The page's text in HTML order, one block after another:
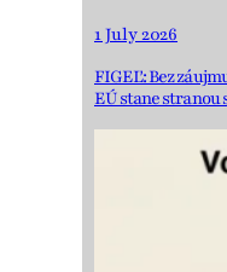
1 July 2026
FIGEĽ: Bez
EÚ stane stranou